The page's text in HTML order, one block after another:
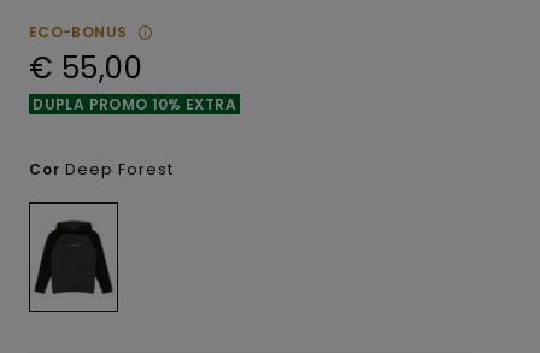
ECO-BONUS
€ 55,00
DUPLA PROMO 10% EXTRA
Cor Deep Forest